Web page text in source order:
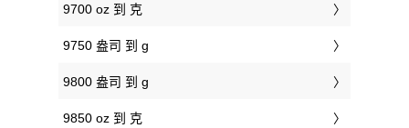
9700 oz 到 克
9750 盎司 到 g
9800 盎司 到 g
9850 oz 到 克